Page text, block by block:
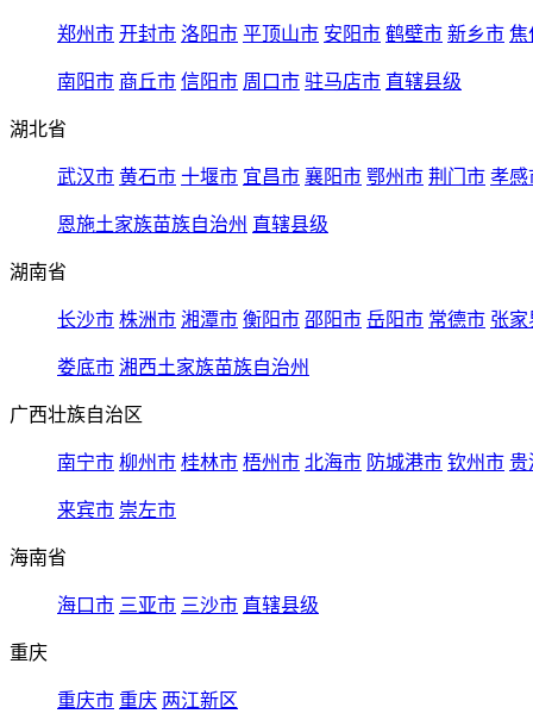
郑州市 开封市 洛阳市 平顶山市 安阳市 鹤壁市 新乡市 焦
南阳市 商丘市 信阳市 周口市 驻马店市 直辖县级
湖北省
武汉市 黄石市 十堰市 宜昌市 襄阳市 鄂州市 荆门市 孝感
恩施土家族苗族自治州 直辖县级
湖南省
长沙市 株洲市 湘潭市 衡阳市 邵阳市 岳阳市 常德市 张家
娄底市 湘西土家族苗族自治州
广西壮族自治区
南宁市 柳州市 桂林市 梧州市 北海市 防城港市 钦州市 贵
来宾市 崇左市
海南省
海口市 三亚市 三沙市 直辖县级
重庆
重庆市 重庆 两江新区